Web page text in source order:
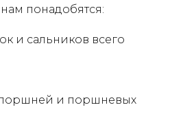
понадобятся:
и сальников всего
и поршневых